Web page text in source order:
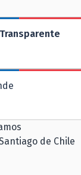
de Chile